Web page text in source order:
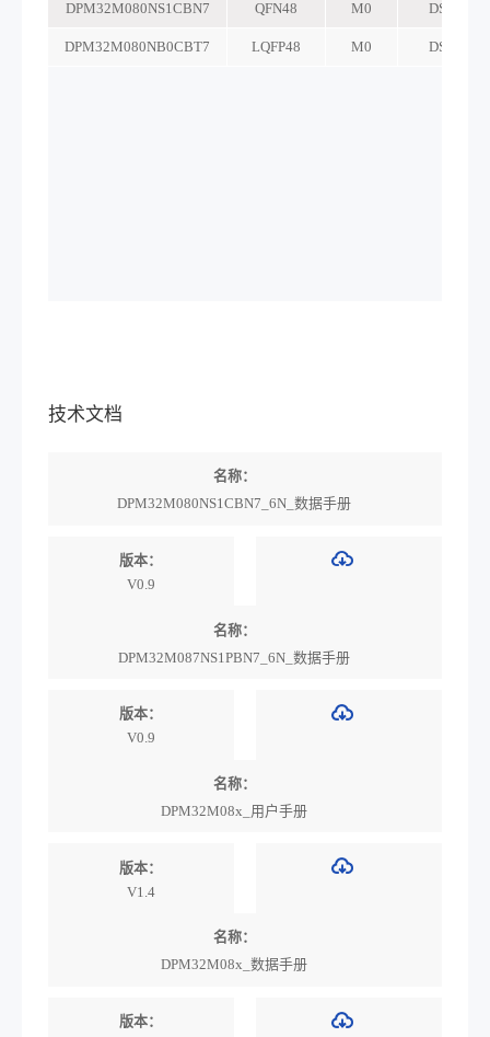
技术文档
名称：
DPM32M080NS1CBN7_6N_数据手册
版本：
V0.9
名称：
DPM32M087NS1PBN7_6N_数据手册
版本：
V0.9
名称：
DPM32M08x_用户手册
版本：
V1.4
名称：
DPM32M08x_数据手册
版本：